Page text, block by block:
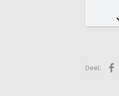
Deel: